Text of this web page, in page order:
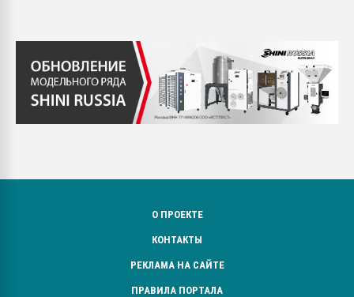
О ПРОЕКТЕ
КОНТАКТЫ
РЕКЛАМА НА САЙТЕ
ПРАВИЛА ПОРТАЛА